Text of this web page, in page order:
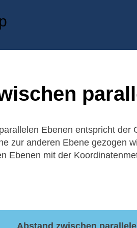
Ebenen entspricht der
zur anderen Ebene gezogen
Ebenen mit der
Abstand zwischen